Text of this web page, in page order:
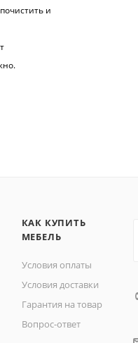
и
КАК КУПИТЬ
МЕБЕЛЬ
Условия оплаты
Условия доставки
Гарантия на товар
Вопрос-ответ